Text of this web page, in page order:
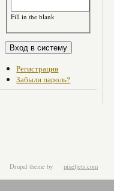
Fill in the blank
Регистрация
Забыли пароль?
Drupal theme by pixeljets.com